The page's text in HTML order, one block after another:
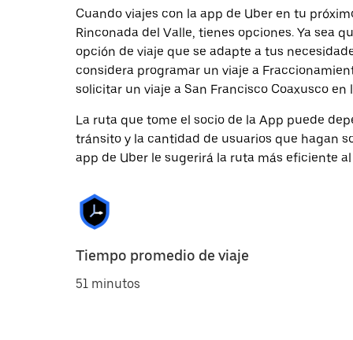
Cuando viajes con la app de Uber en tu
Rinconada del Valle, tienes opciones. Ya sea
opción de viaje que se adapte a tus
considera programar un viaje a
solicitar un viaje a San Francisco Coaxusco en
La ruta que tome el socio de la App puede
tránsito y la cantidad de usuarios que hagan
app de Uber le sugerirá la ruta más eficiente
Tiempo promedio de viaje
51 minutos